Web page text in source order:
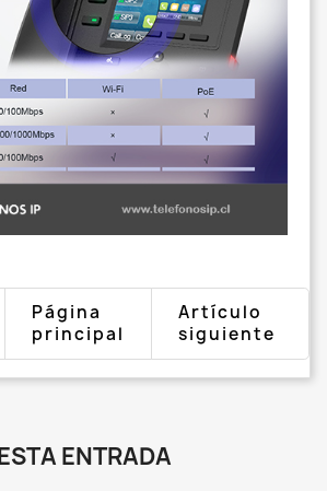
Página
principal
Artículo
siguiente
ENTRADA